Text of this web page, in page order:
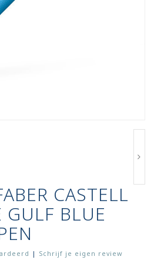
CASTELL
GULF BLUE
| Schrijf je eigen review